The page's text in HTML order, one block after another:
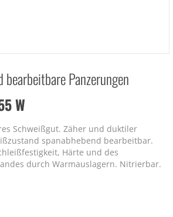
bearbeitbare Panzerungen
W
Schweißgut. Zäher und duktiler
spanabhebend bearbeitbar.
Härte und des
durch Warmauslagern. Nitrierbar.